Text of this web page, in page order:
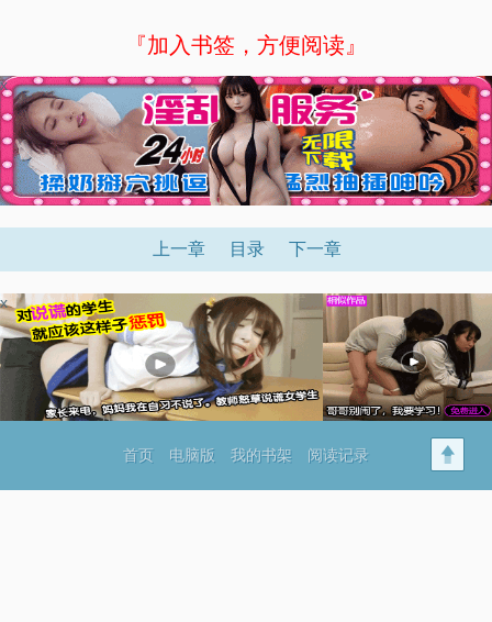
『加入书签，方便阅读』
x
上一章 目录 下一章
x
首页 电脑版 我的书架 阅读记录